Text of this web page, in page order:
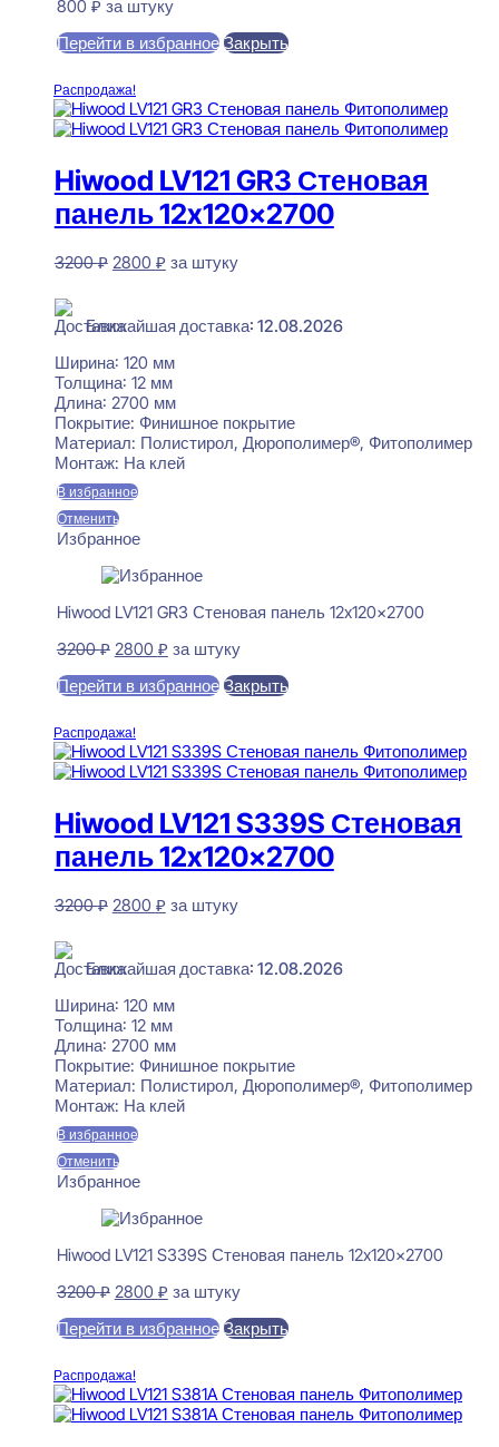
800 ₽ за штуку
Перейти в избранное Закрыть
Распродажа!
Hiwood LV121 GR3 Стеновая
панель 12x120x2700
3200₽ Первоначальная
3200 ₽.
2800 ₽Текущая
за штуку
Ближайшая доставка: 12.08.2026
Ширина: 120 мм
Толщина: 12 мм
Длина: 2700 мм
Покрытие: Финишное покрытие
Материал: Полистирол, Дюрополимер®, Фитополимер
Монтаж: На клей
В избранное
Отменить
Избранное
Hiwood LV121 GR3 Стеновая панель 12x120x2700
3200₽ Первоначальная
составляла
2800 ₽Текущая
2800 ₽.
за штуку
Перейти в избранное Закрыть
Распродажа!
Hiwood LV121 S339S Стеновая
панель 12x120x2700
3200₽ Первоначальная
3200 ₽.
2800 ₽Текущая
за штуку
Ближайшая доставка: 12.08.2026
Ширина: 120 мм
Толщина: 12 мм
Длина: 2700 мм
Покрытие: Финишное покрытие
Материал: Полистирол, Дюрополимер®, Фитополимер
Монтаж: На клей
В избранное
Отменить
Избранное
Hiwood LV121 S339S Стеновая панель 12x120x2700
3200₽ Первоначальная
составляла
2800 ₽Текущая
2800 ₽.
за штуку
Перейти в избранное Закрыть
Распродажа!